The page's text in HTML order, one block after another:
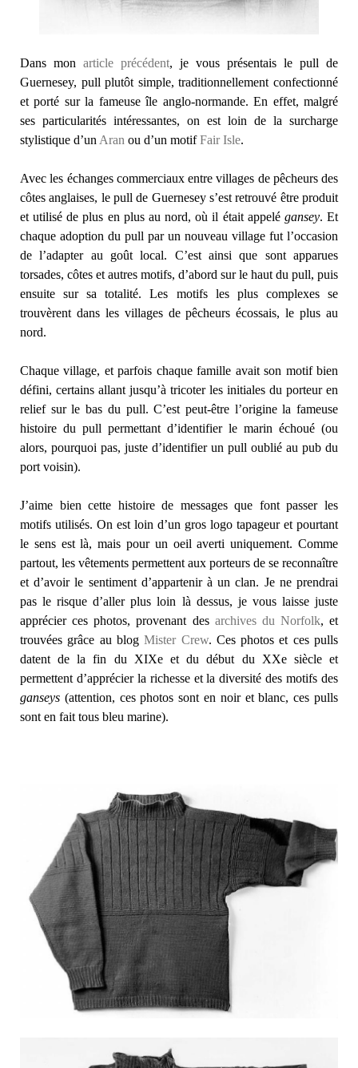
Dans mon article précédent, je vous présentais le pull de
Guernesey, pull plutôt simple, traditionnellement confectionné
et porté sur la fameuse île anglo-normande. En effet, malgré
ses particularités intéressantes, on est loin de la surcharge
stylistique d’un Aran ou d’un motifFair Isle.
Avec les échanges commerciaux entre villages de pêcheurs des
côtes anglaises, le pull de Guernesey s’est retrouvé être produit
et utilisé de plus en plus au nord, où il était appelé gansey. Et
chaque adoption du pull par un nouveau village fut l’occasion
de l’adapter au goût local. C’est ainsi que sont apparues
torsades, côtes et autres motifs, d’abord sur le haut du pull, puis
ensuite sur sa totalité. Les motifs les plus complexes se
trouvèrent dans les villages de pêcheurs écossais, le plus au
nord.
Chaque village, et parfois chaque famille avait son motif bien
défini, certains allant jusqu’à tricoter les initiales du porteur en
relief sur le bas du pull. C’est peut-être l’origine la fameuse
histoire du pull permettant d’identifier le marin échoué (ou
alors, pourquoi pas, juste d’identifier un pull oublié au pub du
port voisin).
J’aime bien cette histoire de messages que font passer les
motifs utilisés. On est loin d’un gros logo tapageur et pourtant
le sens est là, mais pour un oeil averti uniquement. Comme
partout, les vêtements permettent aux porteurs de se reconnaître
et d’avoir le sentiment d’appartenir à un clan. Je ne prendrai
pas le risque d’aller plus loin là dessus, je vous laisse juste
apprécier ces photos, provenant des archives du Norfolk, et
trouvées grâce au blogMister Crew. Ces photos et ces pulls
datent de la fin du XIXe et du début du XXe siècle et
permettent d’apprécier la richesse et la diversité des motifs des
ganseys (attention, ces photos sont en noir et blanc, ces pulls
sont en fait tous bleu marine).